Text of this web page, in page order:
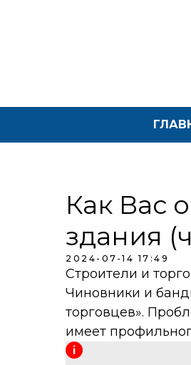
Как Вас
здания
2024-07-14 17:49
Строители и
Чиновники и
торговцев».
имеет